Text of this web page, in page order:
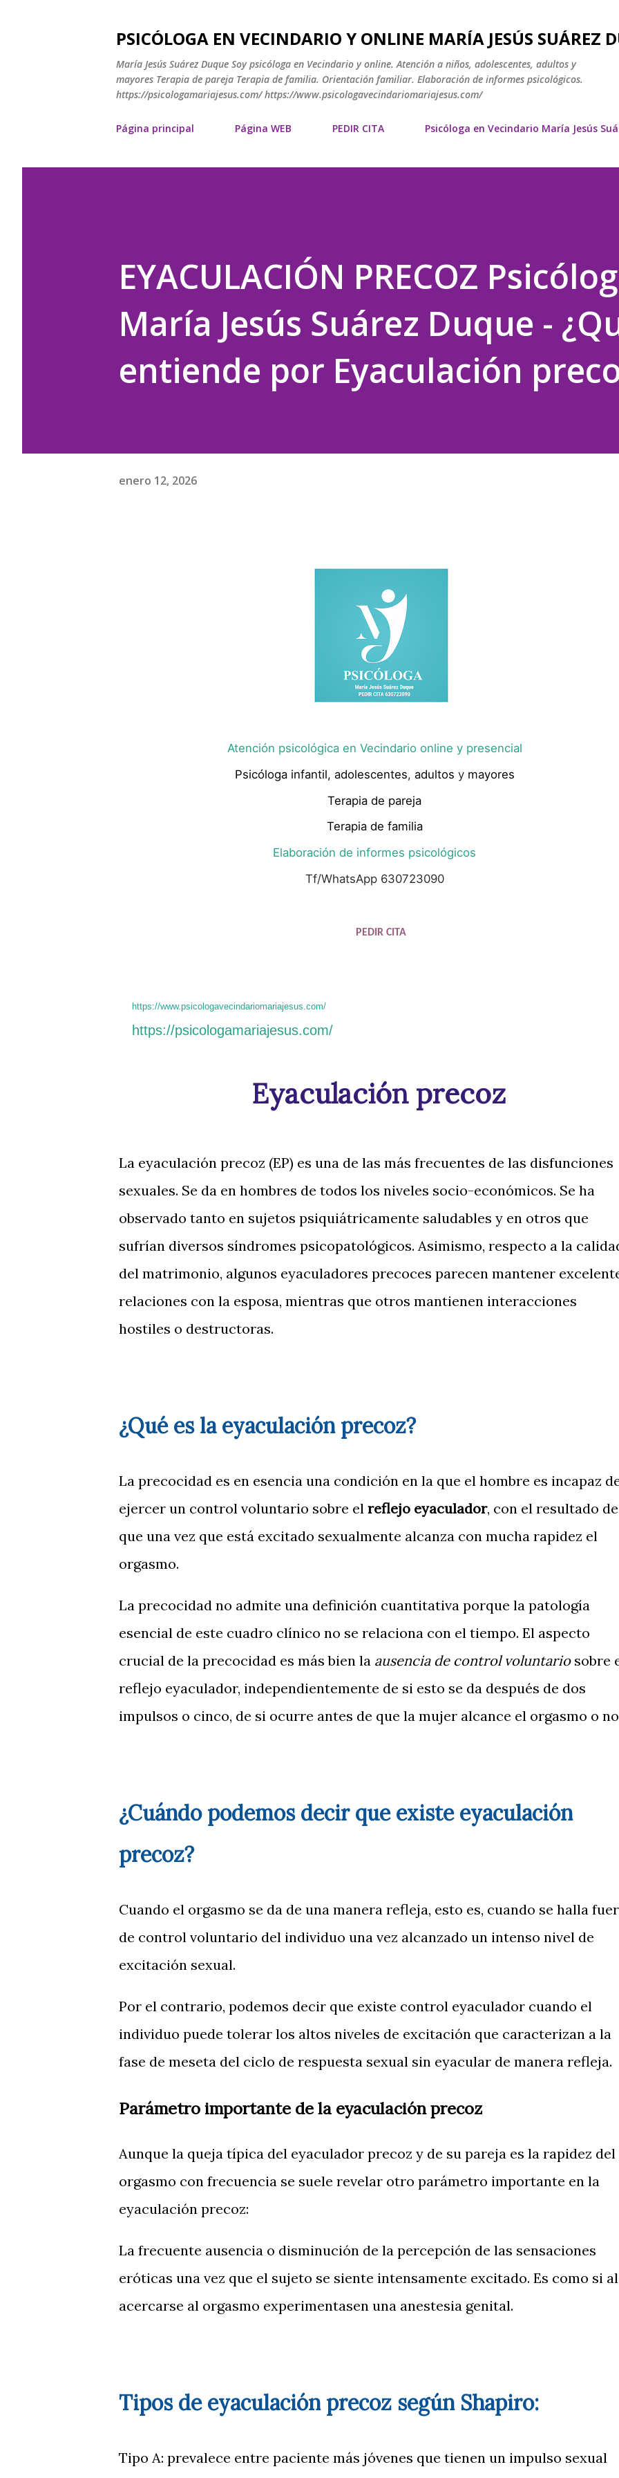
PSICÓLOGA EN VECINDARIO Y ONLINE MARÍA JESÚS SUÁREZ
María Jesús Suárez Duque Soy psicóloga en Vecindario y online. Atención a niños, adolescentes, adultos y
mayores Terapia de pareja Terapia de familia. Orientación familiar. Elaboración de informes psicológicos.
https://psicologamariajesus.com/ https://www.psicologavecindariomariajesus.com/
Página principal Página WEB PEDIR CITA Psicóloga en Vecindario María Jesús
EYACULACIÓN PRECOZ
María Jesús Suárez Duque -
entiende por Eyaculación
enero 12, 2026
Atención psicológica en Vecindario online y presencial
Psicóloga infantil, adolescentes, adultos y mayores
Terapia de pareja
Terapia de familia
Elaboración de informes psicológicos
Tf/WhatsApp 630723090
PEDIR CITA
https://www.psicologavecindariomariajesus.com/
https://psicologamariajesus.com/
Eyaculación precoz
La eyaculación precoz (EP) es una de las más frecuentes de las disfunciones
sexuales. Se da en hombres de todos los niveles socio-económicos. Se ha
observado tanto en sujetos psiquiátricamente saludables y en otros que
sufrían diversos síndromes psicopatológicos. Asimismo, respecto a la
del matrimonio, algunos eyaculadores precoces parecen mantener
relaciones con la esposa, mientras que otros mantienen interacciones
hostiles o destructoras.
¿Qué es la eyaculación precoz?
La precocidad es en esencia una condición en la que el hombre es incapaz
ejercer un control voluntario sobre el reflejo eyaculador, con el resultado de
que una vez que está excitado sexualmente alcanza con mucha rapidez el
orgasmo.
La precocidad no admite una definición cuantitativa porque la patología
esencial de este cuadro clínico no se relaciona con el tiempo. El aspecto
crucial de la precocidad es más bien la ausencia de control voluntariosobre
reflejo eyaculador, independientemente de si esto se da después de dos
impulsos o cinco, de si ocurre antes de que la mujer alcance el orgasmo o
¿Cuándo podemos decir que existe eyaculación
precoz?
Cuando el orgasmo se da de una manera refleja, esto es, cuando se halla
de control voluntario del individuo una vez alcanzado un intenso nivel de
excitación sexual.
Por el contrario, podemos decir que existe control eyaculador cuando el
individuo puede tolerar los altos niveles de excitación que caracterizan a la
fase de meseta del ciclo de respuesta sexual sin eyacular de manera refleja.
Parámetro importante de la eyaculación precoz
Aunque la queja típica del eyaculador precoz y de su pareja es la rapidez del
orgasmo con frecuencia se suele revelar otro parámetro importante en la
eyaculación precoz:
La frecuente ausencia o disminución de la percepción de las sensaciones
eróticas una vez que el sujeto se siente intensamente excitado. Es como si al
acercarse al orgasmo experimentasen una anestesia genital.
Tipos de eyaculación precoz según Shapiro:
Tipo A: prevalece entre paciente más jóvenes que tienen un impulso sexual